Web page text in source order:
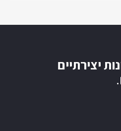
יצירתיים